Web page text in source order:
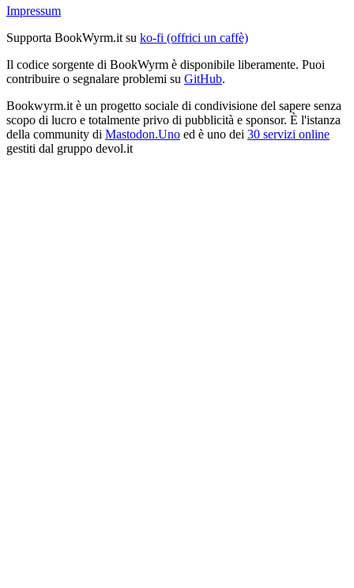
Impressum
Supporta BookWyrm.it su ko-fi (offrici un caffè)
Il codice sorgente di BookWyrm è disponibile liberamente. Puoi
contribuire o segnalare problemi su GitHub.
Bookwyrm.it è un progetto sociale di condivisione del sapere senza
scopo di lucro e totalmente privo di pubblicità e sponsor. È l'istanza
della community di Mastodon.Uno ed è uno dei 30 servizi online
gestiti dal gruppo devol.it